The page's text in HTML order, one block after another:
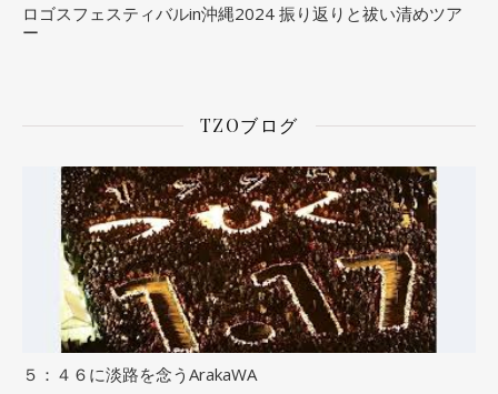
ロゴスフェスティバルin沖縄2024 振り返りと祓い清めツア
ー
TZOブログ
５：４６に淡路を念うArakaWA